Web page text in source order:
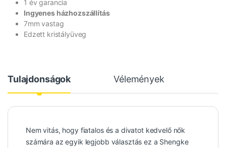
1 év garancia
Ingyenes házhozszállítás
7mm vastag
Edzett kristályüveg
Tulajdonságok Vélemények
Nem vitás, hogy fiatalos és a divatot kedvelő nők
számára az egyik legjobb választás ez a Shengke